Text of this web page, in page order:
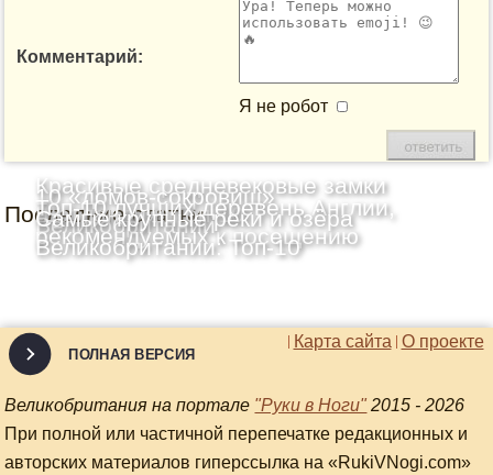
Комментарий:
Я не робот
Последние статьи
Красивые средневековые замки
Шотландии: Топ-10
10 «домов-сокровищ»
Великобритании
Топ-10 лучших деревень Англии,
рекомендуемых к посещению
Самые крупные реки и озёра
Великобритании: Топ-10
О проекте
Карта сайта
ПОЛНАЯ ВЕРСИЯ
Великобритания на портале "Руки в Ноги" 2015 - 2026
При полной или частичной перепечатке редакционных и
авторских материалов гиперссылка на «RukiVNogi.com»